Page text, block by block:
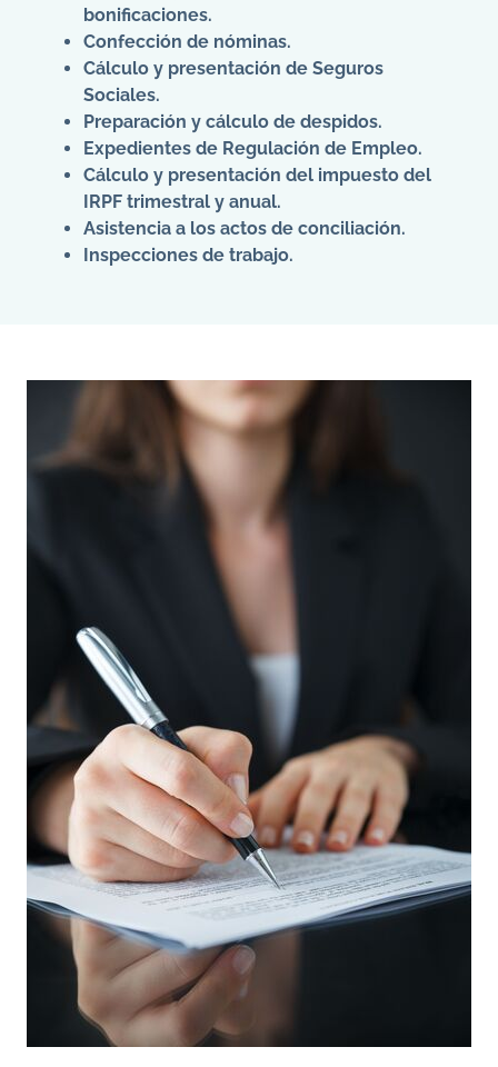
bonificaciones.
Confección de nóminas.
Cálculo y presentación de Seguros
Sociales.
Preparación y cálculo de despidos.
Expedientes de Regulación de Empleo.
Cálculo y presentación del impuesto del
IRPF trimestral y anual.
Asistencia a los actos de conciliación.
Inspecciones de trabajo.